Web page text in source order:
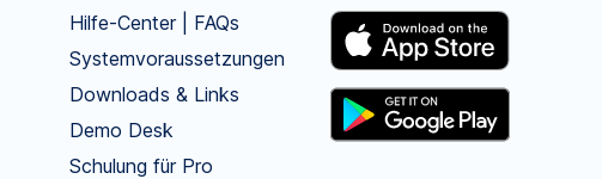
Hilfe-Center | FAQs
Systemvoraussetzungen
Downloads & Links
Demo Desk
Schulung für Pro